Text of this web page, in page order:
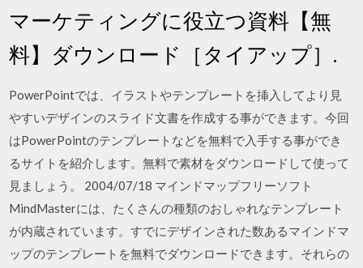
マーケティングに役立つ資料【無
料】ダウンロード［タイアップ］.
PowerPointでは、イラストやテンプレートを挿入してより見
やすいデザインのスライド文書を作成する事ができます。今回
はPowerPointのテンプレートなどを無料で入手する事ができ
るサイトを紹介します。無料で素材をダウンロードして使って
見ましょう。 2004/07/18 マインドマップフリーソフト
MindMasterには、たくさんの種類のおしゃれなテンプレート
が内蔵されています。すでにデザインされた数あるマインドマ
ップのテンプレートを無料でダウンロードできます。それらの